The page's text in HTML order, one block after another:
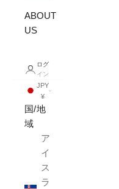
ABOUT
US
ログ
イン
JPY
¥
国/地
域
ア
イ
ス
ラ